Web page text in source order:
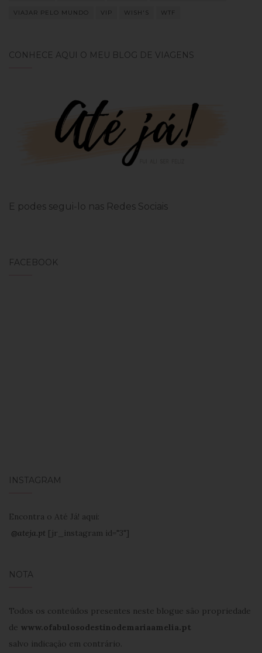
VIAJAR PELO MUNDO VIP WISH'S WTF
CONHECE AQUI O MEU BLOG DE VIAGENS
E podes segui-lo nas Redes Sociais
FACEBOOK
INSTAGRAM
Encontra o Até Já! aqui:
@ateja.pt [jr_instagram id="3"]
NOTA
Todos os conteúdos presentes neste blogue são propriedade
de www.ofabulosodestinodemariaamelia.pt
salvo indicação em contrário.